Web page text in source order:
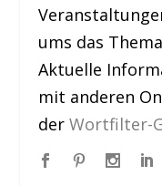
ums das
Aktuelle
mit anderen
derWortfilter-